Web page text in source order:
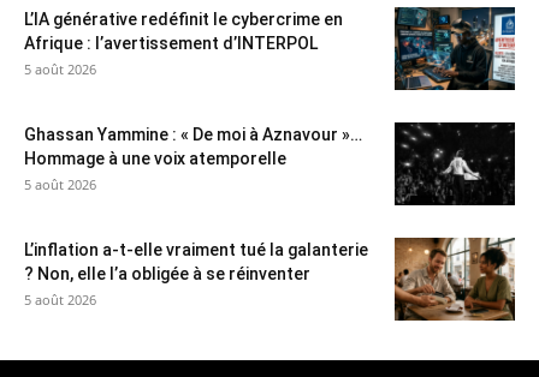
L’IA générative redéfinit le cybercrime en
Afrique : l’avertissement d’INTERPOL
5 août 2026
Ghassan Yammine : « De moi à Aznavour »…
Hommage à une voix atemporelle
5 août 2026
L’inflation a-t-elle vraiment tué la galanterie
? Non, elle l’a obligée à se réinventer
5 août 2026